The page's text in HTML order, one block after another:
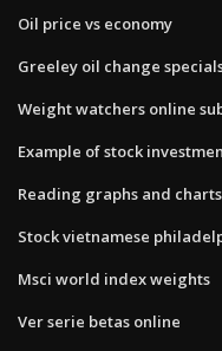
Oil price vs economy
Greeley oil change
Weight watchers online
Example of stock
Reading graphs and
Stock vietnamese
Msci world index weights
Ver serie betas online